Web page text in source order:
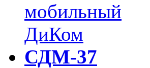
мобильный
ДиКом
СДМ-37